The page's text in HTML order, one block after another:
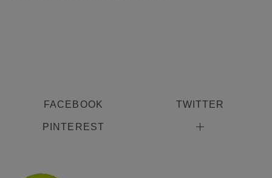
FACEBOOK TWITTER
PINTEREST
a